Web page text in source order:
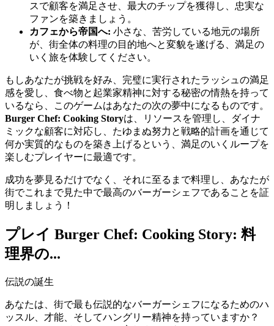
スで顧客を満足させ、最大のチップを獲得し、忠実な
ファンを築きましょう。
カフェから帝国へ: 小さな、苦労している地元の場所
が、街全体の料理の目的地へと変貌を遂げる、満足の
いく旅を体験してください。
もしあなたが挑戦を好み、完璧に実行されたラッシュの満足
感を愛し、食べ物と起業家精神に対する秘密の情熱を持って
いるなら、このゲームはあなたの次の夢中になるものです。
Burger Chef: Cooking Storyは、リソースを管理し、ダイナ
ミックな顧客に対応し、たゆまぬ努力と戦略的計画を通じて
何か実質的なものを築き上げるという、満足のいくループを
楽しむプレイヤーに最適です。
成功を夢見るだけでなく、それに至るまで料理し、あなたが
街でこれまで見た中で最高のバーガーシェフであることを証
明しましょう！
プレイ Burger Chef: Cooking Story: 料
理界の...
伝説の誕生
あなたは、街で最も伝説的なバーガーシェフになるためのハ
ッスル、才能、そしてハングリー精神を持っていますか？